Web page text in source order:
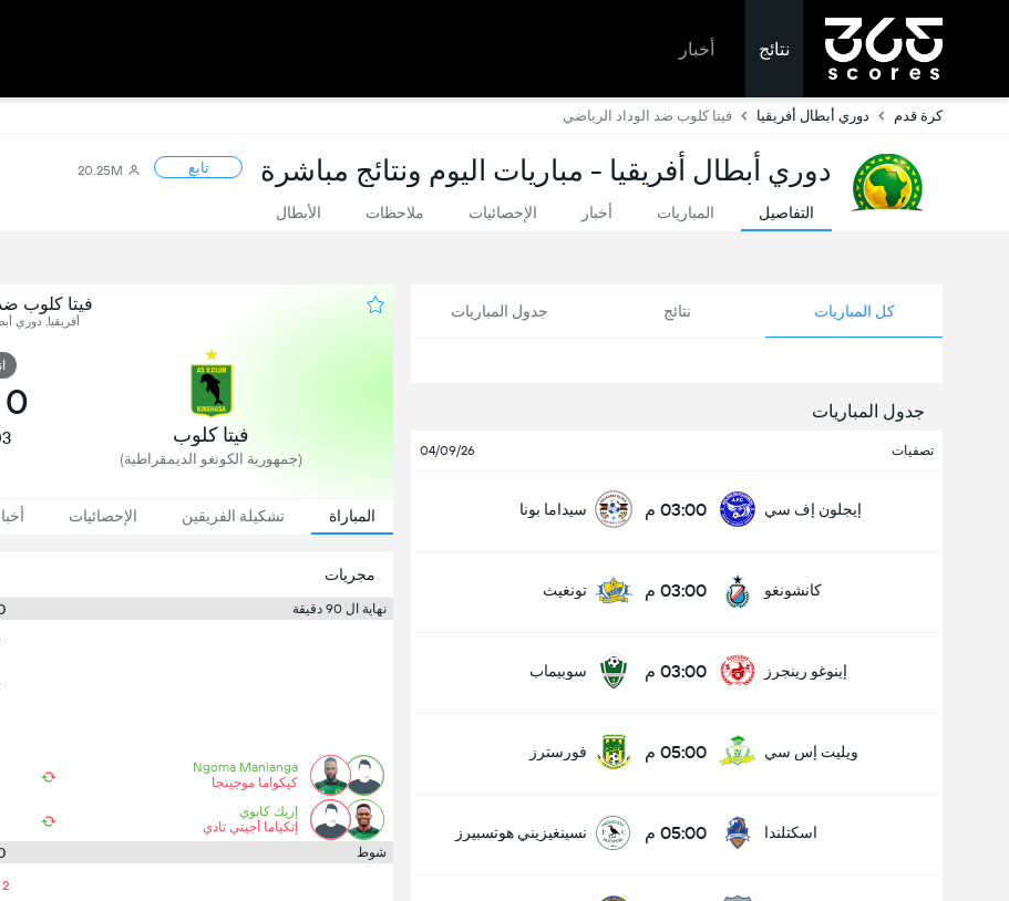
نتائج أخبار
كرة قدم دوري أبطال أفريقيا فيتا كلوب ضد الوداد الرياضي
دوري أبطال أفريقيا - مباريات اليوم ونتائج مباشرة تابع 20.25M
التفاصيل المباريات أخبار الإحصائيات ملاحظات الأبطال
كل المباريات نتائج جدول المباريات
جدول المباريات
تصفيات 04/09/26
إيجلون إف سي 03:00 م سيداما بونا
كانشونغو 03:00 م تونغيث
إينوغو رينجرز 03:00 م سوبيماب
ويليت إس سي 05:00 م فورسترز
اسكتلندا 05:00 م نسينغيزيني هوتسبيرز
فيتا كلوب
أفريقيا, دوري
فيتا كلوب
(جمهورية الكونغو الديمقراطية)
0
المباراة تشكيلة الفريقين الإحصائيات
مجريات
نهاية ال 90 دقيقة 0
Ngoma Manianga
كيكواما موجينجا
إريك كابوي
إتكياما أجيتي تادي
شوط 0